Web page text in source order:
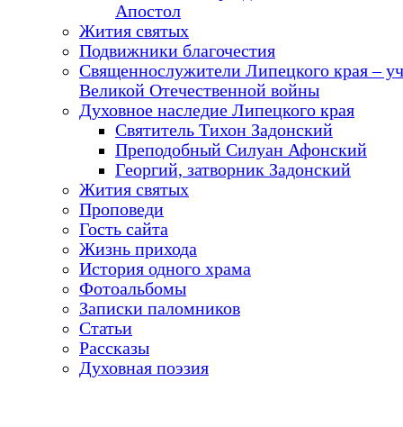
Апостол
Жития святых
Подвижники благочестия
Священнослужители Липецкого края –
Великой Отечественной войны
Духовное наследие Липецкого края
Святитель Тихон Задонский
Преподобный Силуан Афонский
Георгий, затворник Задонский
Жития святых
Проповеди
Гость сайта
Жизнь прихода
История одного храма
Фотоальбомы
Записки паломников
Статьи
Рассказы
Духовная поэзия